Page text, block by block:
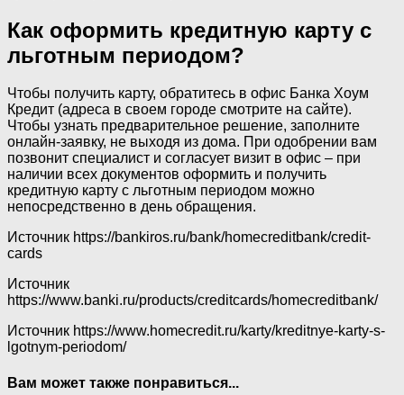
Как оформить кредитную карту с
льготным периодом?
Чтобы получить карту, обратитесь в офис Банка Хоум
Кредит (адреса в своем городе смотрите на сайте).
Чтобы узнать предварительное решение, заполните
онлайн-заявку, не выходя из дома. При одобрении вам
позвонит специалист и согласует визит в офис – при
наличии всех документов оформить и получить
кредитную карту с льготным периодом можно
непосредственно в день обращения.
Источник https://bankiros.ru/bank/homecreditbank/credit-
cards
Источник
https://www.banki.ru/products/creditcards/homecreditbank/
Источник https://www.homecredit.ru/karty/kreditnye-karty-s-
lgotnym-periodom/
Вам может также понравиться...